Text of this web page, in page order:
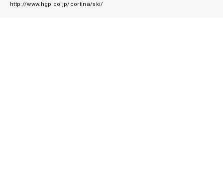
http://www.hgp.co.jp/cortina/ski/